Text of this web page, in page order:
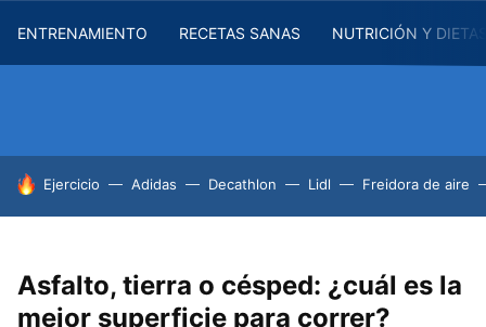
ENTRENAMIENTO RECETAS SANAS NUTRICIÓN Y
HOY SE HABLA DE
Ejercicio Adidas Decathlon Lidl Freidora de aire
Asfalto, tierra o césped: ¿cuál es la
mejor superficie para correr?